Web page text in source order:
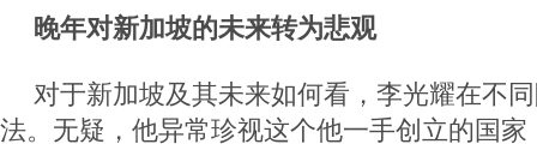
晚年对新加坡的未来转为悲观
对于新加坡及其未来如何看，李光耀在不
法。无疑，他异常珍视这个他一手创立的国